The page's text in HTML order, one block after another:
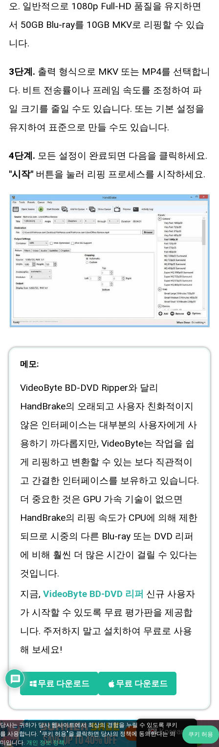
오. 일반적으로 1080p Full-HD 품질을 유지하면
서 50GB Blu-ray를 10GB MKV로 리핑할 수 있습
니다.
3단계. 출력 형식으로 MKV 또는 MP4를 선택합니
다. 비트 전송률이나 프레임 속도를 조정하여 파
일 크기를 줄일 수도 있습니다. 또는 기본 설정을
유지하여 표준으로 만들 수도 있습니다.
4단계. 모든 설정이 완료되면 다음을 클릭하세요.
"시작" 버튼을 눌러 리핑 프로세스를 시작하세요.
메모:
VideoByte BD-DVD Ripper와 달리
HandBrake의 오래되고 사용자 친화적이지
않은 인터페이스는 대부분의 사용자에게 사
용하기 까다롭지만, VideoByte는 작업을 쉽
게 리핑하고 변환할 수 있는 보다 직관적이
고 간결한 인터페이스를 보유하고 있습니다.
더 중요한 것은 GPU 가속 기술이 없으면
HandBrake의 리핑 속도가 CPU에 의해 제한
되므로 시중의 다른 Blu-ray 또는 DVD 리퍼
에 비해 훨씬 더 많은 시간이 걸릴 수 있다는
것입니다.
지금, VideoByte BD-DVD 리퍼 신규 사용자
가 시작할 수 있도록 무료 평가판을 제공합
니다. 주저하지 말고 설치하여 무료로 사용
해 보세요!
무료 다운로드 무료 다운로드
Korean
당사는 귀하가 당사 웹사이트에서 최상의 경험을 누릴 수 있도록 쿠키
를 사용합니다. "쿠키 허용"을 클릭하면 당사의 정책에 동의한다는 의
미입니다. 개인 정보 정책.
쿠키 허용